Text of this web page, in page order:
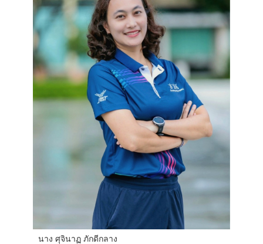
นาง ศุจินาฏ ภักดีกลาง